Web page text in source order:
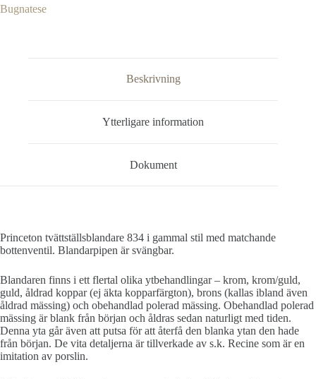
Bugnatese
Beskrivning
Ytterligare information
Dokument
Princeton tvättställsblandare 834 i gammal stil med matchande
bottenventil. Blandarpipen är svängbar.
Blandaren finns i ett flertal olika ytbehandlingar – krom, krom/guld,
guld, åldrad koppar (ej äkta kopparfärgton), brons (kallas ibland även
åldrad mässing) och obehandlad polerad mässing. Obehandlad polerad
mässing är blank från början och åldras sedan naturligt med tiden.
Denna yta går även att putsa för att återfå den blanka ytan den hade
från början. De vita detaljerna är tillverkade av s.k. Recine som är en
imitation av porslin.